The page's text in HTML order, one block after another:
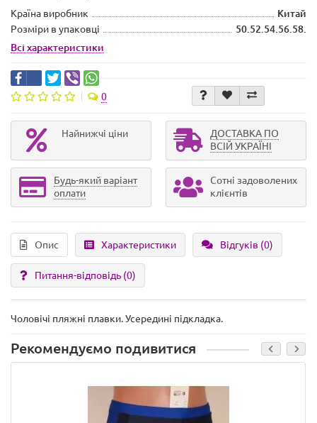
Країна виробник
Китай
Розміри в упаковці
50.52.54.56.58.
Всі характеристики
0
Найнижчі ціни
ДОСТАВКА ПО
ВСІЙ УКРАЇНІ
Будь-який варіант
оплати
Сотні задоволених
клієнтів
Опис Характеристики Відгуків (0)
Питання-відповідь (0)
Чоловічі пляжні плавки. Усередині підкладка.
Рекомендуємо подивитися